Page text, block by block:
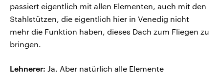
passiert eigentlich mit allen Elementen, auch mit den
Stahlstützen, die eigentlich hier in Venedig nicht
mehr die Funktion haben, dieses Dach zum Fliegen zu
bringen.
Lehnerer: Ja. Aber natürlich alle Elemente